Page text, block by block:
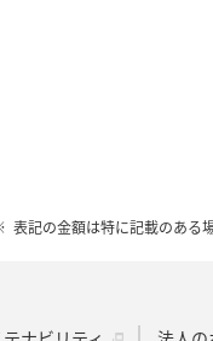
表記の金額は特に記載のある